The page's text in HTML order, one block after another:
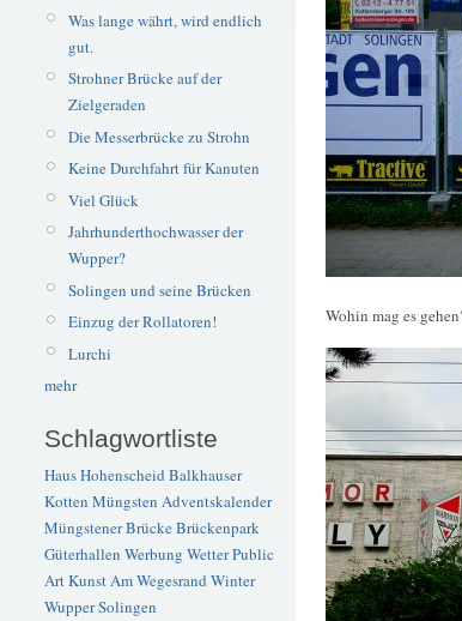
Was lange währt, wird endlich
gut.
Strohner Brücke auf der
Zielgeraden
Die Messerbrücke zu Strohn
Keine Durchfahrt für Kanuten
Viel Glück
Jahrhunderthochwasser der
Wupper?
Solingen und seine Brücken
Einzug der Rollatoren!
Lurchi
mehr
Schlagwortliste
Haus Hohenscheid Balkhauser
Kotten Müngsten Adventskalender
Müngstener BrückeBrückenpark
Güterhallen Werbung WetterPublic
ArtKunstAm Wegesrand Winter
WupperSolingen
Wohin mag es